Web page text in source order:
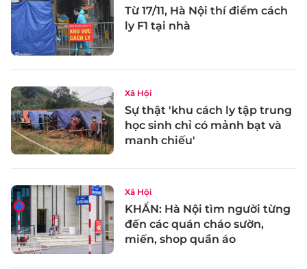
Từ 17/11, Hà Nội thí điểm cách
ly F1 tại nhà
Xã Hội
Sự thật 'khu cách ly tập trung
học sinh chỉ có mảnh bạt và
manh chiếu'
Xã Hội
KHẨN: Hà Nội tìm người từng
đến các quán cháo sườn,
miến, shop quần áo